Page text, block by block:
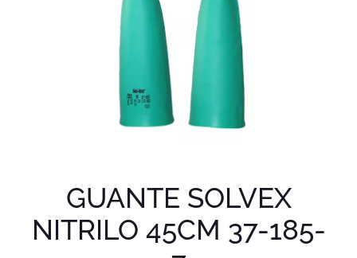
GUANTE SOLVEX
NITRILO 45CM 37-185-